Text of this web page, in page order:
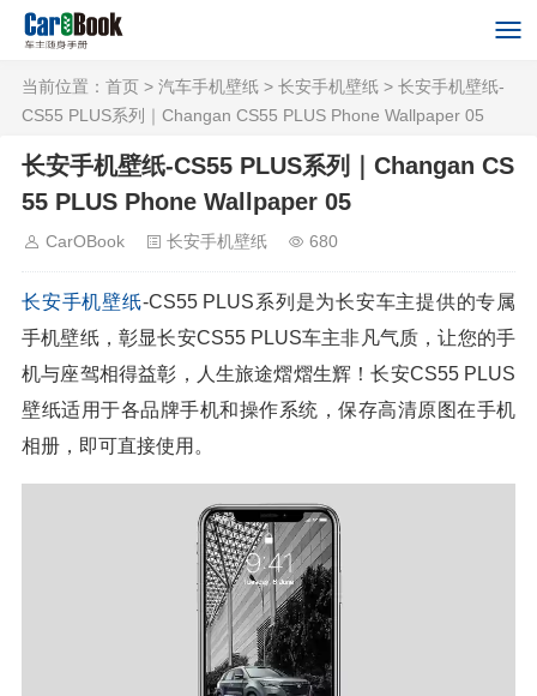
当前位置： 首页 > 汽车手机壁纸 > 长安手机壁纸 > 长安手机壁纸-
CS55 PLUS系列｜Changan CS55 PLUS Phone Wallpaper 05
长安手机壁纸-CS55 PLUS系列｜Changan CS
55 PLUS Phone Wallpaper 05
CarOBook 长安手机壁纸 680
长安手机壁纸-CS55 PLUS系列是为长安车主提供的专属
手机壁纸，彰显长安CS55 PLUS车主非凡气质，让您的手
机与座驾相得益彰，人生旅途熠熠生辉！长安CS55 PLUS
壁纸适用于各品牌手机和操作系统，保存高清原图在手机
相册，即可直接使用。